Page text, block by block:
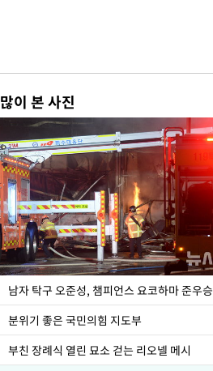
많이 본 사진
남자 탁구 오준성, 챔피언스 요코하마 준우승
분위기 좋은 국민의힘 지도부
부친 장례식 열린 묘소 걷는 리오넬 메시